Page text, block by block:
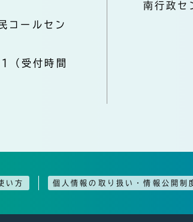
コールセン
受付時間
南行政セ
い方 個人情報の取り扱い・情報公開制